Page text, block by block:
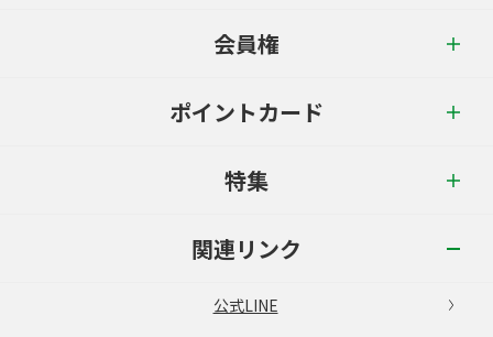
会員権
ポイントカード
特集
関連リンク
公式LINE